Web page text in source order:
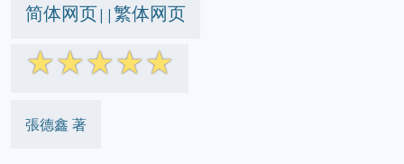
简体网页||繁体网页
☆☆☆☆☆
張德鑫 著